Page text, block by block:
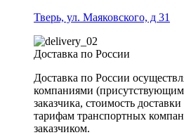
Тверь, ул. Маяковского, д 31
Доставка по России
Доставка по России
компаниями
заказчика, стоимость
тарифам транспортных
заказчиком.